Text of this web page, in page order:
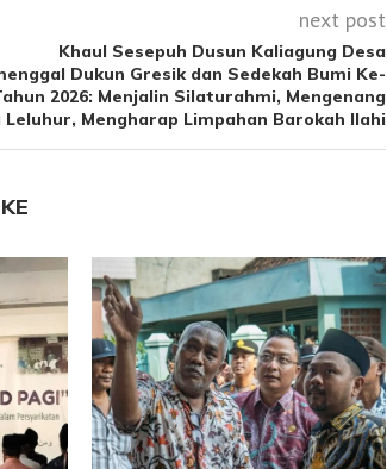
next post
Khaul Sesepuh Dusun Kaliagung Desa
Dukun Gresik dan Sedekah Bumi Ke-
2026: Menjalin Silaturahmi, Mengenang
Leluhur, Mengharap Limpahan Barokah Ilahi